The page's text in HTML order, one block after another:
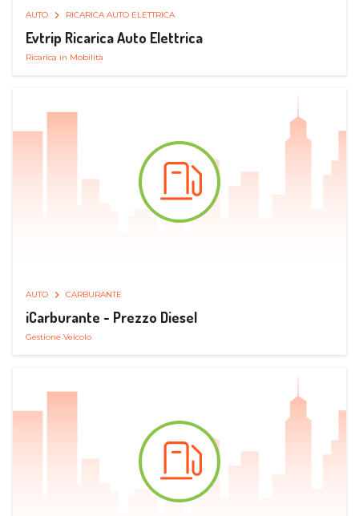
AUTO RICARICA AUTO ELETTRICA
Evtrip Ricarica Auto Elettrica
Ricarica in Mobilità
AUTO CARBURANTE
iCarburante - Prezzo Diesel
Gestione Veicolo